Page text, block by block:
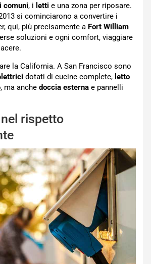
comuni, i letti e una zona per riposare.
si cominciarono a convertire i
qui, più precisamente a Fort William
soluzioni e ogni comfort, viaggiare
la California. A San Francisco sono
dotati di cucine complete, letto
, ma anche doccia esterna e pannelli
rispetto